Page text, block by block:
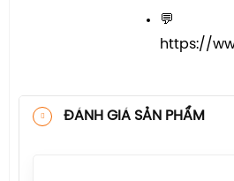
https://
ĐÁNH GIÁ SẢN PHẨM